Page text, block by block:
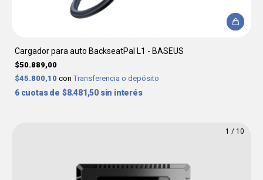
Cargador para auto BackseatPal L1 - BASEUS
$50.889,00
$45.800,10 con Transferencia o depósito
6 $8.481,50 sin interés
1 / 10